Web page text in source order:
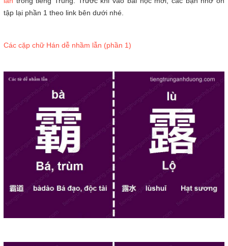
tập lại phần 1 theo link bên dưới nhé.
Các cặp chữ Hán dễ nhầm lẫn (phần 1)